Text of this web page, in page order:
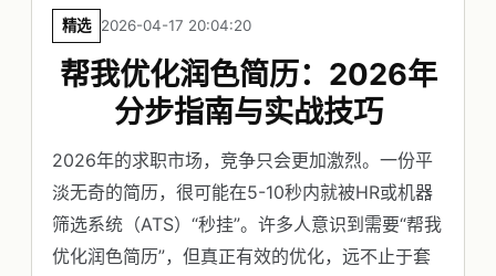
精选 2026-04-17 20:04:20
帮我优化润色简历：2026年
分步指南与实战技巧
2026年的求职市场，竞争只会更加激烈。一份平
淡无奇的简历，很可能在5-10秒内就被HR或机器
筛选系统（ATS）“秒挂”。许多人意识到需要“帮我
优化润色简历”，但真正有效的优化，远不止于套